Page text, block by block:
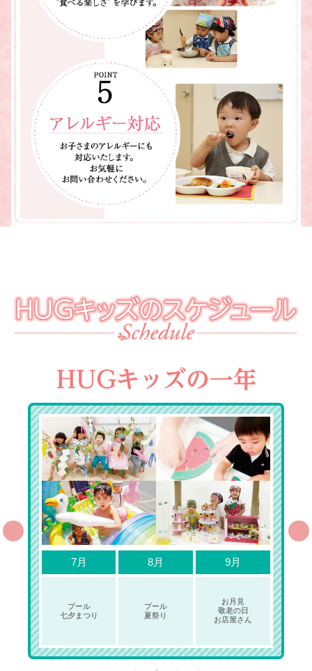
7月 8月 9月
プール
七夕まつり
プール
夏祭り
お月見
敬老の日
お店屋さん